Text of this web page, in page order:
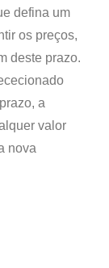
defina um
os preços,
deste prazo.
a
valor
nova